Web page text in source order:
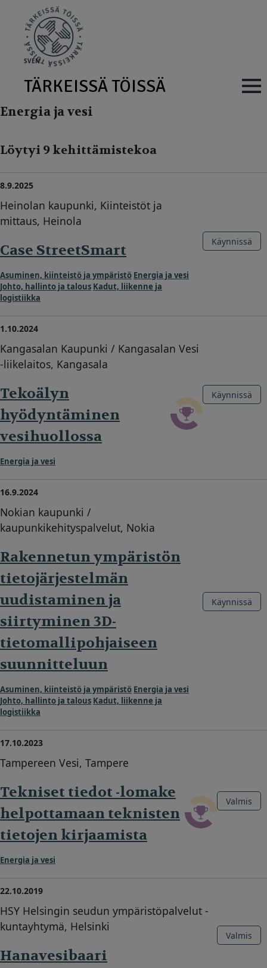
SVEN
TÄRKEISSÄ TÖISSÄ Main
Energia ja vesi
Löytyi 9 kehittämistekoa
8.9.2025
Heinolan kaupunki, Kiinteistöt ja
mittaus, Heinola
Case StreetSmart
Asuminen, kiinteistö ja ympäristö Energia ja vesi
Johto, hallinto ja talous Kadut, liikenne ja
logistiikka
Käynnissä
1.10.2024
Kangasalan Kaupunki / Kangasalan Vesi
-liikelaitos, Kangasala
Tekoälyn
hyödyntäminen
vesihuollossa
Energia ja vesi
Käynnissä
16.9.2024
Nokian kaupunki /
kaupunkikehityspalvelut, Nokia
Rakennetun ympäristön
tietojärjestelmän
uudistaminen ja
siirtyminen 3D-
tietomallipohjaiseen
suunnitteluun
Asuminen, kiinteistö ja ympäristö Energia ja vesi
Johto, hallinto ja talous Kadut, liikenne ja
logistiikka
Käynnissä
17.10.2023
Tampereen Vesi, Tampere
Tekniset tiedot -lomake
helpottamaan teknisten
tietojen kirjaamista
Energia ja vesi
Valmis
22.10.2019
HSY Helsingin seudun ympäristöpalvelut -
kuntayhtymä, Helsinki
Hanavesibaari
Valmis